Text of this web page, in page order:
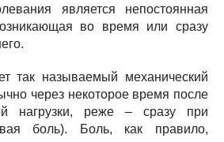
является непостоянная
во время или сразу
так называемый механический
через некоторое время после
нагрузки, реже – сразу при
боль). Боль, как правило,